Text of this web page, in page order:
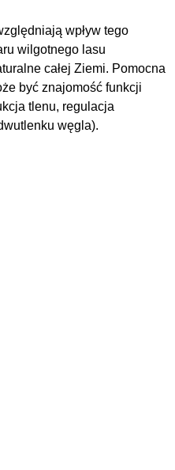
wpływ tego
wilgotnego lasu
całej Ziemi. Pomocna
być znajomość funkcji
tlenu, regulacja
węgla).